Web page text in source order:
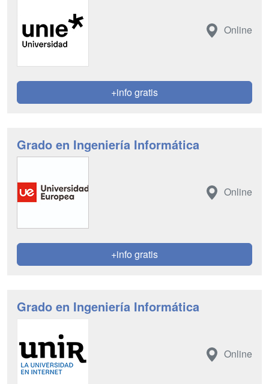
Online
+info gratis
Grado en Ingeniería Informática
Online
+info gratis
Grado en Ingeniería Informática
Online